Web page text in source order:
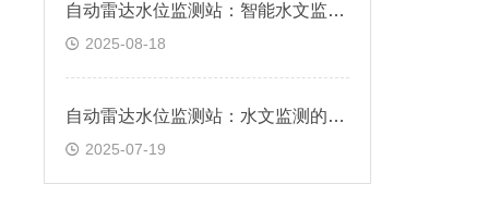
自动雷达水位监测站：智能水文监测的技术先锋
2025-08-18
自动雷达水位监测站：水文监测的“千里眼”
2025-07-19